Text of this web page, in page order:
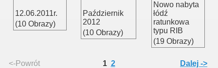
12.06.2011r.
(10 Obrazy)
Październik
2012
(10 Obrazy)
Nowo nabyta
łódź
ratunkowa
typu RIB
(19 Obrazy)
<-Powrót 1 2 Dalej ->